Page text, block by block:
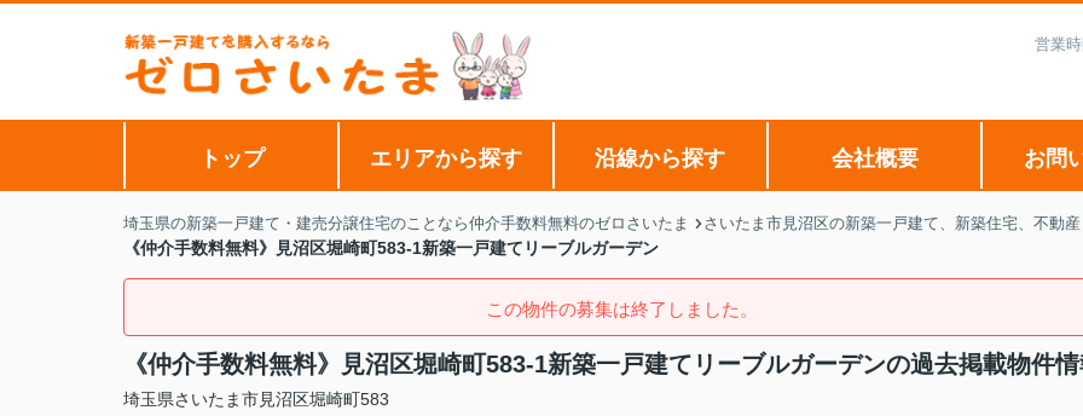
営業
トップ エリアから探す 沿線から探す 会社概要 お問
埼玉県の新築一戸建て・建売分譲住宅のことなら仲介手数料無料のゼロさいたま さいたま市見沼区の新築一戸建て、新築住宅、不動
《仲介手数料無料》見沼区堀崎町583-1新築一戸建てリーブルガーデン
この物件の募集は終了しました。
《仲介手数料無料》見沼区堀崎町583-1新築一戸建てリーブルガーデンの過去掲載物件
埼玉県さいたま市見沼区堀崎町583